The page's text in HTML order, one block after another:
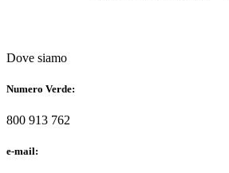
Dove siamo
Numero Verde:
800 913 762
e-mail: